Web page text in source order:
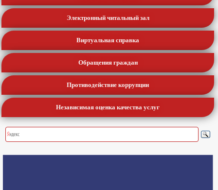
Электронный читальный зал
Виртуальная справка
Обращения граждан
Противодействие коррупции
Независимая оценка качества услуг